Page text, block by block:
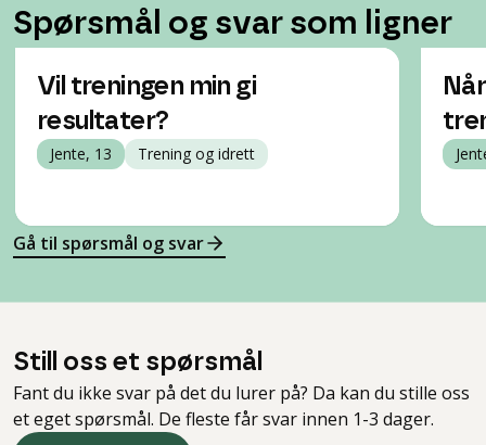
Spørsmål og svar som ligner
Vil treningen min gi
resultater?
Jente, 13 Trening og idrett
Gå til spørsmål og svar
Still oss et spørsmål
Fant du ikke svar på det du lurer på? Da kan du stille oss
et eget spørsmål. De fleste får svar innen 1-3 dager.